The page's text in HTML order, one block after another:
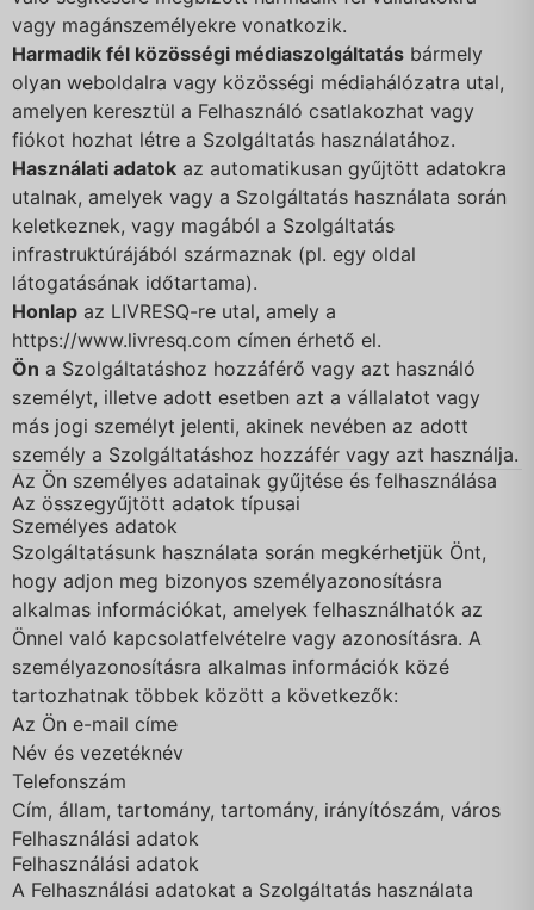
vagy magánszemélyekre vonatkozik.
Harmadik fél közösségi médiaszolgáltatás bármely
olyan weboldalra vagy közösségi médiahálózatra utal,
amelyen keresztül a Felhasználó csatlakozhat vagy
fiókot hozhat létre a Szolgáltatás használatához.
Használati adatok az automatikusan gyűjtött adatokra
utalnak, amelyek vagy a Szolgáltatás használata során
keletkeznek, vagy magából a Szolgáltatás
infrastruktúrájából származnak (pl. egy oldal
látogatásának időtartama).
Honlap az LIVRESQ-re utal, amely a
https://www.livresq.com címen érhető el.
Ön a Szolgáltatáshoz hozzáférő vagy azt használó
személyt, illetve adott esetben azt a vállalatot vagy
más jogi személyt jelenti, akinek nevében az adott
személy a Szolgáltatáshoz hozzáfér vagy azt használja.
Az Ön személyes adatainak gyűjtése és felhasználása
Az összegyűjtött adatok típusai
Személyes adatok
Szolgáltatásunk használata során megkérhetjük Önt,
hogy adjon meg bizonyos személyazonosításra
alkalmas információkat, amelyek felhasználhatók az
Önnel való kapcsolatfelvételre vagy azonosításra. A
személyazonosításra alkalmas információk közé
tartozhatnak többek között a következők:
Az Ön e-mail címe
Név és vezetéknév
Telefonszám
Cím, állam, tartomány, tartomány, irányítószám, város
Felhasználási adatok
Felhasználási adatok
A Felhasználási adatokat a Szolgáltatás használata